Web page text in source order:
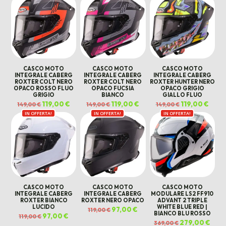
349,00 €. 240,00 €.
CASCO MOTO
INTEGRALE CABERG
ROXTER COLT NERO
OPACO ROSSO FLUO
GRIGIO
149,00€Il
prezzo
originale
era:
149,00 €.
119,00€
prezzo
attuale
è:
119,00 €.
CASCO MOTO
INTEGRALE CABERG
ROXTER COLT NERO
OPACO FUCSIA
BIANCO
149,00€Il
prezzo
originale
era:
149,00 €.
119,00€
prezzo
attuale
è:
119,00 €.
CASCO MOTO
INTEGRALE CABERG
ROXTER HUNTER NERO
OPACO GRIGIO
GIALLO FLUO
149,00€ Il
prezzo
originale
era:
149,00 €.
119,00€Il
è:
IN OFFERTA!
CASCO MOTO
INTEGRALE CABERG
ROXTER BIANCO
LUCIDO
119,00€Il
prezzo
97,00€
IN OFFERTA!
CASCO MOTO
INTEGRALE CABERG
ROXTER NERO OPACO
119,00€Il
prezzo
97,00€
prezzo
IN OFFERTA!
CASCO MOTO
MODULARE LS2 FF910
ADVANT 2 TRIPLE
WHITE BLUE RED |
BIANCO BLU ROSSO
369,00€ Il
279,00€